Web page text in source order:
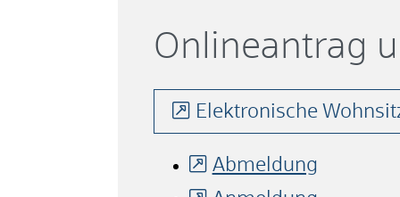
Onlineantrag
Elektronische
Abmeldung